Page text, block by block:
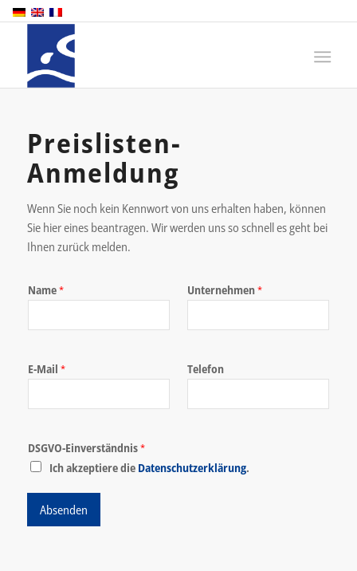
Preislisten-
Anmeldung
Wenn Sie noch kein Kennwort von uns erhalten haben, können
Sie hier eines beantragen. Wir werden uns so schnell es geht bei
Ihnen zurück melden.
Name* Unternehmen*
E-Mail * Telefon
DSGVO-Einverständnis*
Ich akzeptiere die Datenschutzerklärung.
Absenden